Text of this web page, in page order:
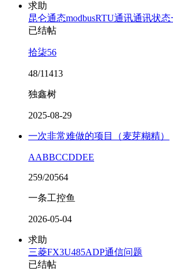
求助
昆仑通态modbusRTU通讯通讯状
已结帖
拾柒56
48/11413
独鑫树
2025-08-29
一次非常难做的项目（麦芽糊精）
AABBCCDDEE
259/20564
一条工控鱼
2026-05-04
求助
三菱FX3U485ADP通信问题
已结帖